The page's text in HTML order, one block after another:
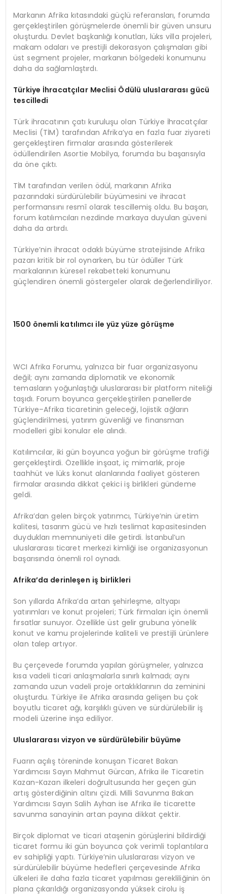
Markanın Afrika kıtasındaki güçlü referansları, forumda
gerçekleştirilen görüşmelerde önemli bir güven unsuru
oluşturdu. Devlet başkanlığı konutları, lüks villa projeleri,
makam odaları ve prestijli dekorasyon çalışmaları gibi
üst segment projeler, markanın bölgedeki konumunu
daha da sağlamlaştırdı.
Türkiye İhracatçılar Meclisi Ödülü uluslararası gücü
tescilledi
Türk ihracatının çatı kuruluşu olan Türkiye İhracatçılar
Meclisi (TİM) tarafından Afrika’ya en fazla fuar ziyareti
gerçekleştiren firmalar arasında gösterilerek
ödüllendirilen Asortie Mobilya, forumda bu başarısıyla
da öne çıktı.
TİM tarafından verilen ödül, markanın Afrika
pazarındaki sürdürülebilir büyümesini ve ihracat
performansını resmî olarak tescillemiş oldu. Bu başarı,
forum katılımcıları nezdinde markaya duyulan güveni
daha da artırdı.
Türkiye’nin ihracat odaklı büyüme stratejisinde Afrika
pazarı kritik bir rol oynarken, bu tür ödüller Türk
markalarının küresel rekabetteki konumunu
güçlendiren önemli göstergeler olarak değerlendiriliyor.
1500 önemli katılımcı ile yüz yüze görüşme
WCI Afrika Forumu, yalnızca bir fuar organizasyonu
değil; aynı zamanda diplomatik ve ekonomik
temasların yoğunlaştığı uluslararası bir platform niteliği
taşıdı. Forum boyunca gerçekleştirilen panellerde
Türkiye–Afrika ticaretinin geleceği, lojistik ağların
güçlendirilmesi, yatırım güvenliği ve finansman
modelleri gibi konular ele alındı.
Katılımcılar, iki gün boyunca yoğun bir görüşme trafiği
gerçekleştirdi. Özellikle inşaat, iç mimarlık, proje
taahhüt ve lüks konut alanlarında faaliyet gösteren
firmalar arasında dikkat çekici iş birlikleri gündeme
geldi.
Afrika’dan gelen birçok yatırımcı, Türkiye’nin üretim
kalitesi, tasarım gücü ve hızlı teslimat kapasitesinden
duydukları memnuniyeti dile getirdi. İstanbul’un
uluslararası ticaret merkezi kimliği ise organizasyonun
başarısında önemli rol oynadı.
Afrika’da derinleşen iş birlikleri
Son yıllarda Afrika’da artan şehirleşme, altyapı
yatırımları ve konut projeleri; Türk firmaları için önemli
fırsatlar sunuyor. Özellikle üst gelir grubuna yönelik
konut ve kamu projelerinde kaliteli ve prestijli ürünlere
olan talep artıyor.
Bu çerçevede forumda yapılan görüşmeler, yalnızca
kısa vadeli ticari anlaşmalarla sınırlı kalmadı; aynı
zamanda uzun vadeli proje ortaklıklarının da zeminini
oluşturdu. Türkiye ile Afrika arasında gelişen bu çok
boyutlu ticaret ağı, karşılıklı güven ve sürdürülebilir iş
modeli üzerine inşa ediliyor.
Uluslararası vizyon ve sürdürülebilir büyüme
Fuarın açılış töreninde konuşan Ticaret Bakan
Yardımcısı Sayın Mahmut Gürcan, Afrika ile Ticaretin
Kazan-Kazan ilkeleri doğrultusunda her geçen gün
artış gösterdiğinin altını çizdi. Milli Savunma Bakan
Yardımcısı Sayın Salih Ayhan ise Afrika ile ticarette
savunma sanayinin artan payına dikkat çektir.
Birçok diplomat ve ticari ataşenin görüşlerini bildirdiği
ticaret formu iki gün boyunca çok verimli toplantılara
ev sahipliği yaptı. Türkiye’nin uluslararası vizyon ve
sürdürülebilir büyüme hedefleri çerçevesinde Afrika
ülkeleri ile daha fazla ticaret yapılması gerekliliğinin ön
plana çıkarıldığı organizasyonda yüksek cirolu iş